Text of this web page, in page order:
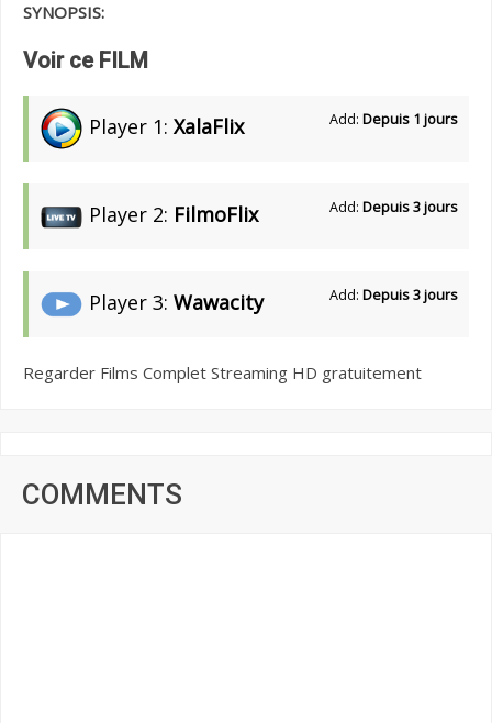
SYNOPSIS:
Voir ce FILM
Player 1: XalaFlix Add: Depuis 1 jours
Player 2: FilmoFlix Add: Depuis 3 jours
Player 3: Wawacity Add: Depuis 3 jours
Regarder Films Complet Streaming HD gratuitement
COMMENTS